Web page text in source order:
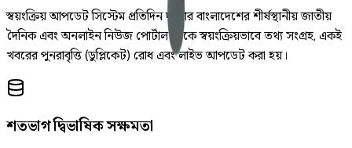
স্বয়ংক্রিয় আপডেট সিস্টেম প্রতিদিন দুইবার বাংলাদেশের শীর্ষস্থানীয় জাতীয়
দৈনিক এবং অনলাইন নিউজ পোর্টাল থেকে স্বয়ংক্রিয়ভাবে তথ্য সংগ্রহ, একই
খবরের পুনরাবৃত্তি (ডুপ্লিকেট) রোধ এবং লাইভ আপডেট করা হয়।
শতভাগ দ্বিভাষিক সক্ষমতা